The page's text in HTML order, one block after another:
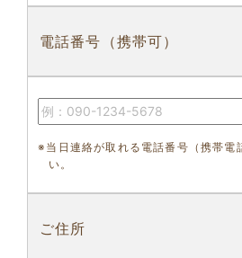
電話番号（携帯可）
※当日連絡が取れる電話番号（携帯電
い。
ご住所